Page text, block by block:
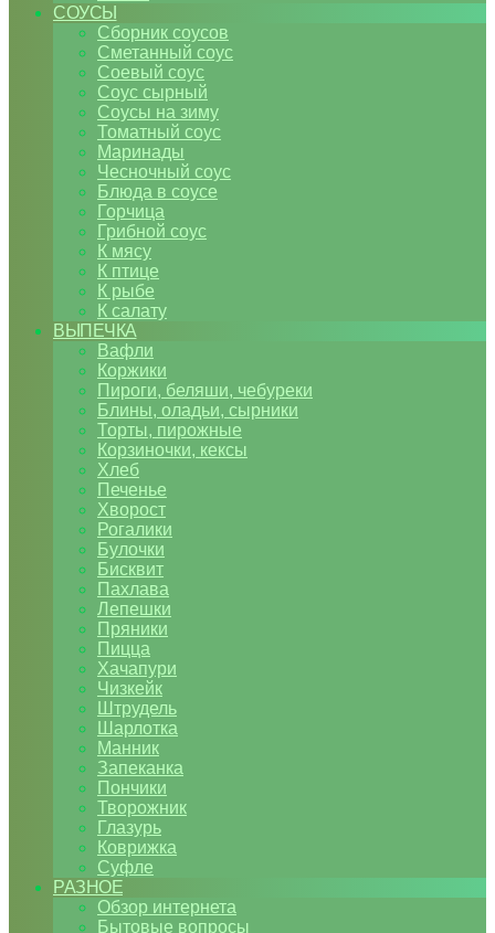
СОУСЫ
Сборник соусов
Сметанный соус
Соевый соус
Соус сырный
Соусы на зиму
Томатный соус
Маринады
Чесночный соус
Блюда в соусе
Горчица
Грибной соус
К мясу
К птице
К рыбе
К салату
ВЫПЕЧКА
Вафли
Коржики
Пироги, беляши, чебуреки
Блины, оладьи, сырники
Торты, пирожные
Корзиночки, кексы
Хлеб
Печенье
Хворост
Рогалики
Булочки
Бисквит
Пахлава
Лепешки
Пряники
Пицца
Хачапури
Чизкейк
Штрудель
Шарлотка
Манник
Запеканка
Пончики
Творожник
Глазурь
Коврижка
Суфле
РАЗНОЕ
Обзор интернета
Бытовые вопросы